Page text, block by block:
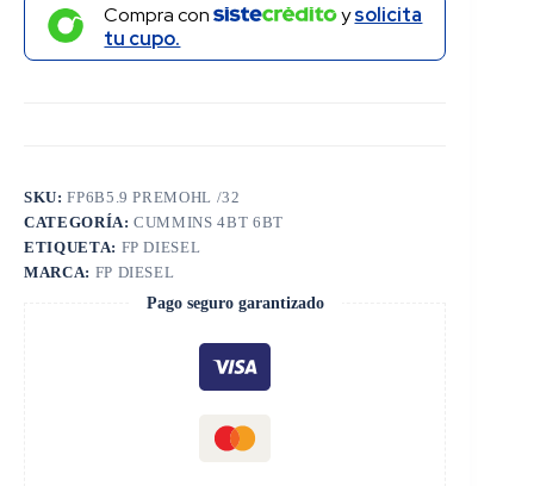
Compra con ysolicita
tu cupo.
SKU:FP6B5.9 PREMOHL /32
CATEGORÍA:CUMMINS 4BT 6BT
ETIQUETA: FP DIESEL
MARCA: FP DIESEL
Pago seguro garantizado